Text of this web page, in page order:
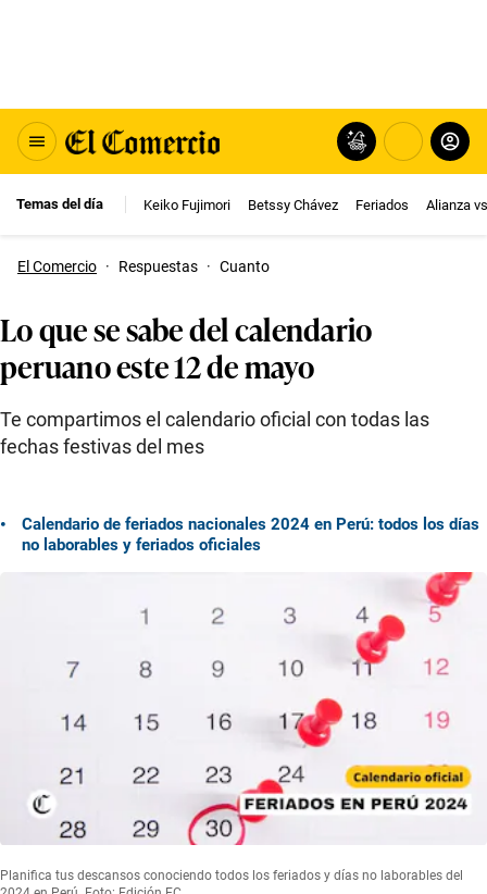
Temas del día Keiko Fujimori Betssy Chávez Feriados Alianza
El Comercio · Respuestas · Cuanto
Lo que se sabe del calendario
peruano este 12 de mayo
Te compartimos el calendario oficial con todas las
fechas festivas del mes
Calendario de feriados nacionales 2024 en Perú: todos los días
no laborables y feriados oficiales
Planifica tus descansos conociendo todos los feriados y días no laborables del